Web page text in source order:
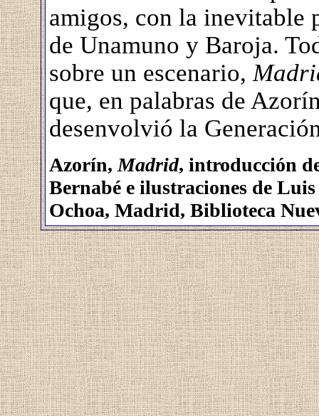
amigos, con la inevitable
de Unamuno y Baroja.
sobre un escenario,
que, en palabras de
desenvolvió la
Azorín, Madrid, introducción
Bernabé e ilustraciones de
Ochoa, Madrid, Biblioteca